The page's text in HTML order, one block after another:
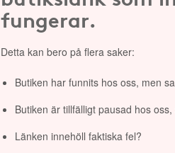
fungerar.
Detta kan bero på flera saker:
Butiken har funnits hos oss, men
Butiken är tillfälligt pausad hos
Länken innehöll faktiska fel?